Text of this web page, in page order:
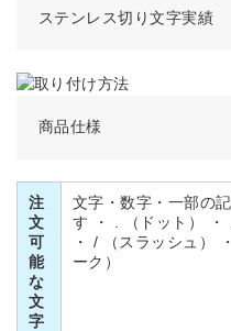
ステンレス切り文字実績
商品仕様
注
文
可
能
な
文
字
文字・数字・一部の
す ・ . （ドット） ・
・ / （スラッシュ）
ーク）